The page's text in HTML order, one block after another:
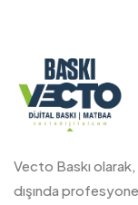
Vecto Baskı
dışında